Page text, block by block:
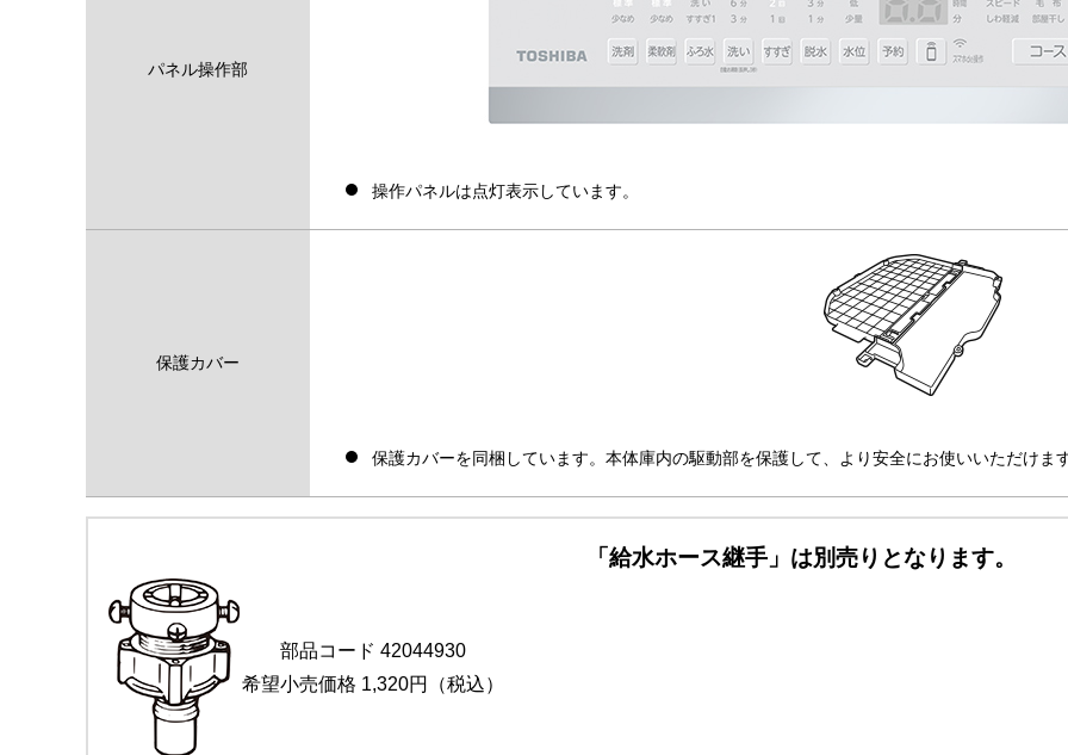
パネル操作部
操作パネルは点灯表示しています。
保護カバー
保護カバーを同梱しています。本体庫内の駆動部を保護して、より安全にお使いいただけま
「給水ホース継手」は別売りとなります。
部品コード 42044930
希望小売価格 1,320円（税込）